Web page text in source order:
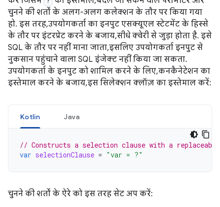
चुनने की शर्तों के अलग-अलग कलेक्शन के तौर पर किया गया
हो. इस तरह, उपयोगकर्ता का इनपुट एसक्यूएल स्टेटमेंट के हिस्से
के तौर पर इंटरप्रेट करने के बजाय, सीधे क्वेरी से जुड़ा होता है. इसे
SQL के तौर पर नहीं माना जाता, इसलिए उपयोगकर्ता इनपुट से
नुकसान पहुंचाने वाला SQL इंजेक्ट नहीं किया जा सकता.
उपयोगकर्ता के इनपुट को शामिल करने के लिए, कनकैनेटेशन का
इस्तेमाल करने के बजाय, इस सिलेक्शन क्लॉज़ का इस्तेमाल करें:
Kotlin Java
// Constructs a selection clause with a replaceable
var selectionClause = "var = ?"
चुनने की शर्तों के ऐरे को इस तरह सेट अप करें: